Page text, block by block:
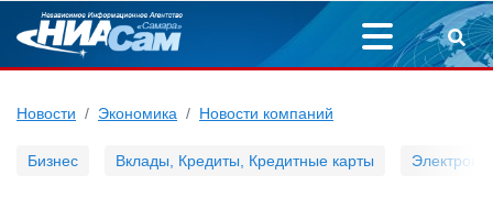
Новости Экономика Новости компаний
Бизнес Вклады, Кредиты, Кредитные карты